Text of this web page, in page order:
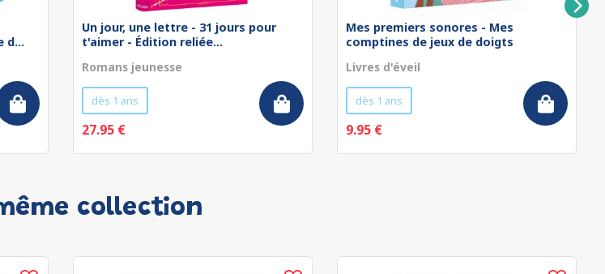
d...
Un jour, une lettre - 31 jours pour
t'aimer - Édition reliée...
Romans jeunesse
dès 1 ans
27.95 €
Mes premiers sonores - Mes
comptines de jeux de doigts
Livres d'éveil
dès 1 ans
9.95 €
collection